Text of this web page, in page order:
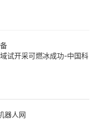
试开采可燃冰成功-中国科